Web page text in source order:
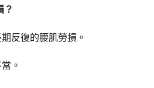
？
反復的腰肌勞損。
。